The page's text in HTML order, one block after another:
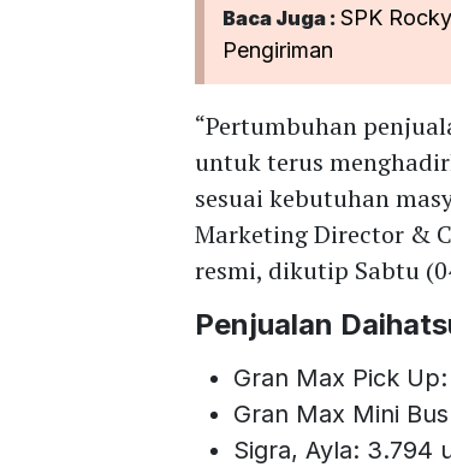
Baca Juga :SPK
Pengiriman
“Pertumbuhan
untuk terus
sesuai kebutuhan
Marketing Director &
resmi, dikutip Sabtu
Penjualan
Gran Max Pick
Gran Max Mini
Sigra, Ayla: 3.794